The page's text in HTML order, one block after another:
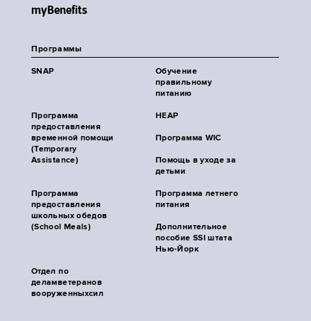
myBenefits
Программы
SNAP
Обучение
правильному
питанию
Программа
предоставления
временной помощи
(Temporary
Assistance)
HEAP
Программа WIC
Помощь в уходе за
детьми
Программа
предоставления
школьных обедов
(School Meals)
Программа летнего
питания
Дополнительное
пособие SSI штата
Нью-Йорк
Отдел по
деламветеранов
вооруженныхсил